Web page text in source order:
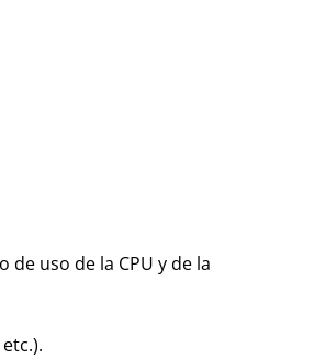
uso de la CPU y de la